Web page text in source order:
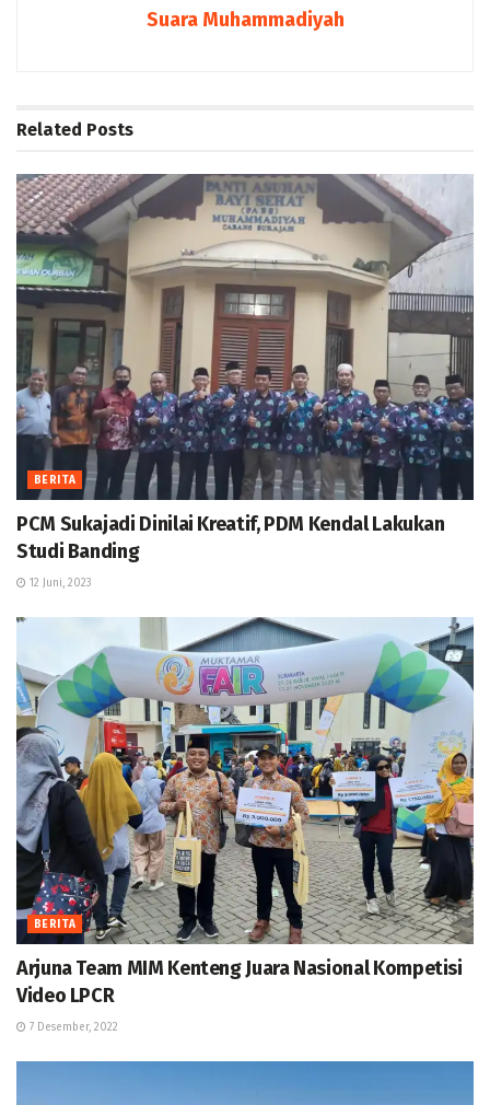
Suara Muhammadiyah
Related Posts
BERITA
PCM Sukajadi Dinilai Kreatif, PDM Kendal Lakukan
Studi Banding
12 Juni, 2023
BERITA
Arjuna Team MIM Kenteng Juara Nasional Kompetisi
Video LPCR
7 Desember, 2022